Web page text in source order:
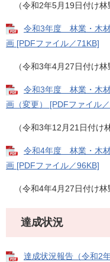
（令和2年5月19日付け林
令和3年度 林業・木
画 [PDFファイル／71KB]
（令和3年4月27日付け林
令和3年度 林業・木
画（変更） [PDFファイル
（令和3年12月21日付け
令和4年度 林業・木
画 [PDFファイル／96KB]
（令和4年4月27日付け林
達成状況
達成状況報告（令和2